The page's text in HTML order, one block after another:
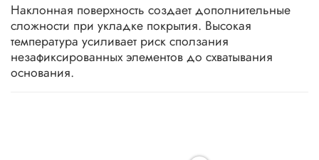
Наклонная поверхность создает дополнительные
сложности при укладке покрытия. Высокая
температура усиливает риск сползания
незафиксированных элементов до схватывания
основания.